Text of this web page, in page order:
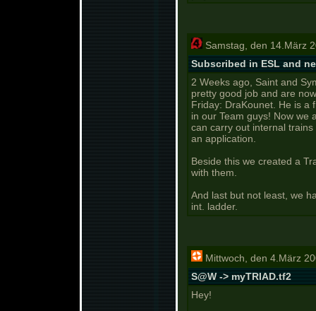
Samstag, den 14.März
Subscribed in ESL and
2 Weeks ago, Saint and
pretty good job and are
Friday: DraKounet. He is a
in our Team guys! Now we
can carry out internal
an application.
Beside this we created a
with them.
And last but not least, we
int. ladder.
Mittwoch, den 4.März
S@W -> myTRIAD.tf2
Hey!